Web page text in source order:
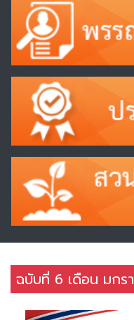
ฉบับที่ 6 เดือน มกร